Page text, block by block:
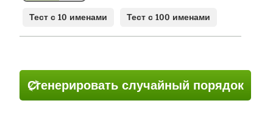
Тест с 10 именами Тест с 100 именами
Сгенерировать случайный порядок